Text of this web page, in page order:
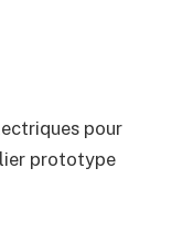
pour
prototype